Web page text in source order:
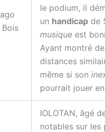
Bois
le podium, il
un handicap de
musique est
Ayant montré
distances
même si son
pourrait jouer
IOLOTAN, âgé
notables sur